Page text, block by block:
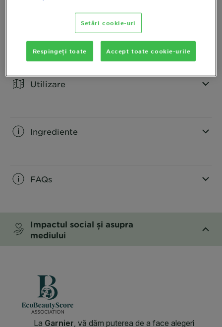
Descriere produs
CLOSE SUBPANEL
Utilizare
Ingrediente
FAQs
Impactul social și asupra
mediului
Setări cookie-uri
Respingeți toate Accept toate cookie-urile